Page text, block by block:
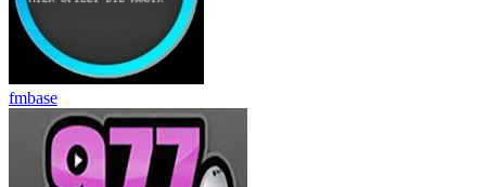
fmbase